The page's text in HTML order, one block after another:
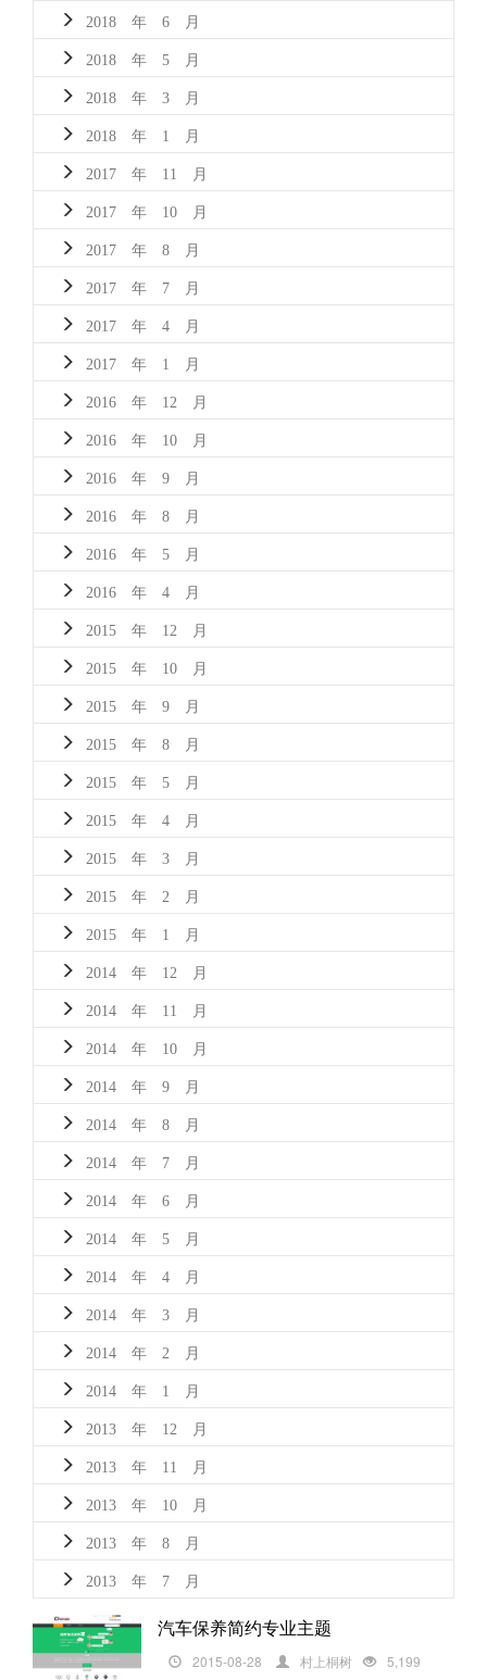
2018 年 6 月
2018 年 5 月
2018 年 3 月
2018 年 1 月
2017 年 11 月
2017 年 10 月
2017 年 8 月
2017 年 7 月
2017 年 4 月
2017 年 1 月
2016 年 12 月
2016 年 10 月
2016 年 9 月
2016 年 8 月
2016 年 5 月
2016 年 4 月
2015 年 12 月
2015 年 10 月
2015 年 9 月
2015 年 8 月
2015 年 5 月
2015 年 4 月
2015 年 3 月
2015 年 2 月
2015 年 1 月
2014 年 12 月
2014 年 11 月
2014 年 10 月
2014 年 9 月
2014 年 8 月
2014 年 7 月
2014 年 6 月
2014 年 5 月
2014 年 4 月
2014 年 3 月
2014 年 2 月
2014 年 1 月
2013 年 12 月
2013 年 11 月
2013 年 10 月
2013 年 8 月
2013 年 7 月
汽车保养简约专业主题
2015-08-28 村上桐树 5,199